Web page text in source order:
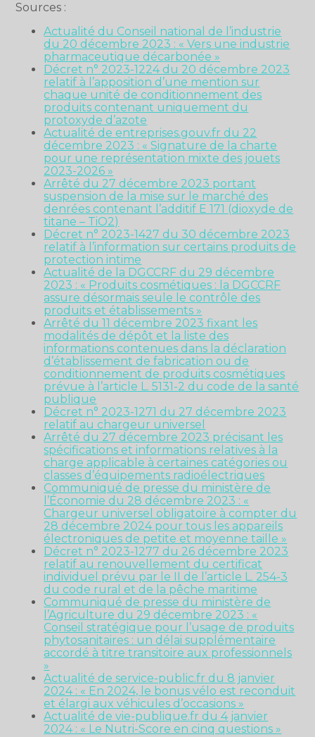
Sources :
Actualité du Conseil national de l’industrie
du 20 décembre 2023 : « Vers une industrie
pharmaceutique décarbonée »
Décret n° 2023-1224 du 20 décembre 2023
relatif à l’apposition d’une mention sur
chaque unité de conditionnement des
produits contenant uniquement du
protoxyde d’azote
Actualité de entreprises.gouv.fr du 22
décembre 2023 : « Signature de la charte
pour une représentation mixte des jouets
2023-2026 »
Arrêté du 27 décembre 2023 portant
suspension de la mise sur le marché des
denrées contenant l’additif E 171 (dioxyde de
titane – TiO2)
Décret n° 2023-1427 du 30 décembre 2023
relatif à l’information sur certains produits de
protection intime
Actualité de la DGCCRF du 29 décembre
2023 : « Produits cosmétiques : la DGCCRF
assure désormais seule le contrôle des
produits et établissements »
Arrêté du 11 décembre 2023 fixant les
modalités de dépôt et la liste des
informations contenues dans la déclaration
d’établissement de fabrication ou de
conditionnement de produits cosmétiques
prévue à l’article L. 5131-2 du code de la santé
publique
Décret n° 2023-1271 du 27 décembre 2023
relatif au chargeur universel
Arrêté du 27 décembre 2023 précisant les
spécifications et informations relatives à la
charge applicable à certaines catégories ou
classes d’équipements radioélectriques
Communiqué de presse du ministère de
l’Économie du 28 décembre 2023 : «
Chargeur universel obligatoire à compter du
28 décembre 2024 pour tous les appareils
électroniques de petite et moyenne taille »
Décret n° 2023-1277 du 26 décembre 2023
relatif au renouvellement du certificat
individuel prévu par le II de l’article L. 254-3
du code rural et de la pêche maritime
Communiqué de presse du ministère de
l’Agriculture du 29 décembre 2023 : «
Conseil stratégique pour l’usage de produits
phytosanitaires : un délai supplémentaire
accordé à titre transitoire aux professionnels
»
Actualité de service-public.fr du 8 janvier
2024 : « En 2024, le bonus vélo est reconduit
et élargi aux véhicules d’occasions »
Actualité de vie-publique.fr du 4 janvier
2024 : « Le Nutri-Score en cinq questions »